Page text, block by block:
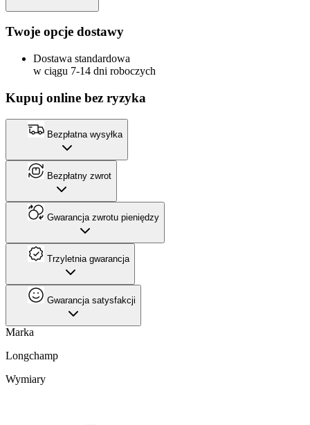
Twoje opcje dostawy
Dostawa standardowa
w ciągu 7-14 dni roboczych
Kupuj online bez ryzyka
Bezpłatna wysyłka
Bezpłatny zwrot
Gwarancja zwrotu pieniędzy
Trzyletnia gwarancja
Gwarancja satysfakcji
Marka
Longchamp
Wymiary